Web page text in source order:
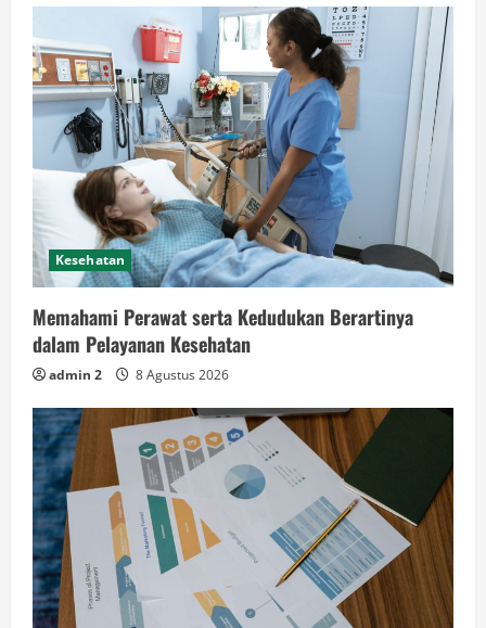
Kesehatan
Memahami Perawat serta Kedudukan Berartinya
dalam Pelayanan Kesehatan
admin 2 8 Agustus 2026